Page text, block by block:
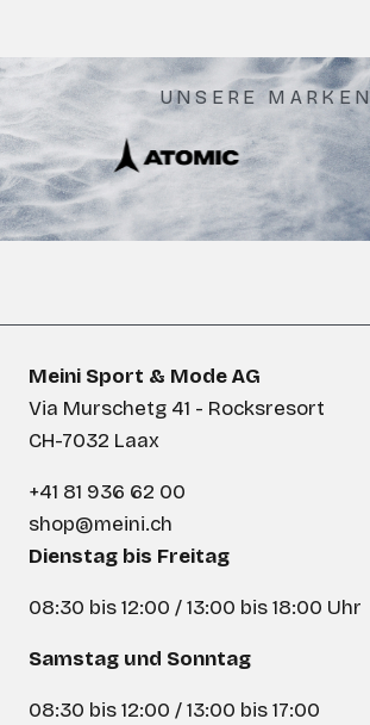
UNSERE MARKEN
Meini Sport & Mode AG
Via Murschetg 41 - Rocksresort
CH-7032 Laax
+41 81 936 62 00
shop@meini.ch
Dienstag bis Freitag
08:30 bis 12:00 / 13:00 bis 18:00 Uhr
Samstag und Sonntag
08:30 bis 12:00 / 13:00 bis 17:00